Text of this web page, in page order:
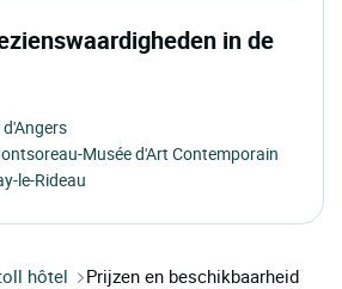
in de
Musée d'Art Contemporain
le-Rideau
hôtel Prijzen en beschikbaarheid